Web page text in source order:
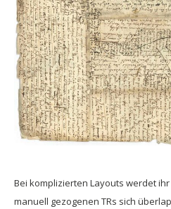
Bei komplizierten Layouts werdet
manuell gezogenen TRs sich